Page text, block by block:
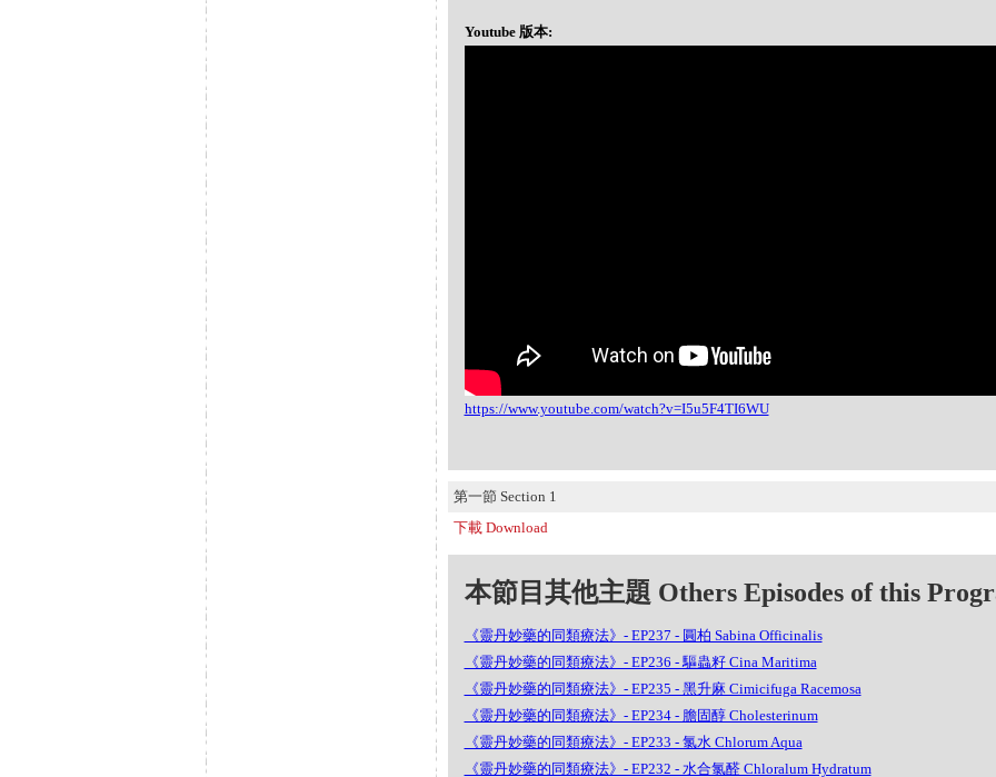
Youtube 版本:
https://www.youtube.com/watch?v=I5u5F4TI6WU
第一節 Section 1
下載 Download
本節目其他主題 Others Episodes of this
《靈丹妙藥的同類療法》- EP237 - 圓柏 Sabina Officinalis
《靈丹妙藥的同類療法》- EP236 - 驅蟲籽 Cina Maritima
《靈丹妙藥的同類療法》- EP235 - 黑升麻 Cimicifuga Racemosa
《靈丹妙藥的同類療法》- EP234 - 膽固醇 Cholesterinum
《靈丹妙藥的同類療法》- EP233 - 氯水 Chlorum Aqua
《靈丹妙藥的同類療法》- EP232 - 水合氯醛 Chloralum Hydratum